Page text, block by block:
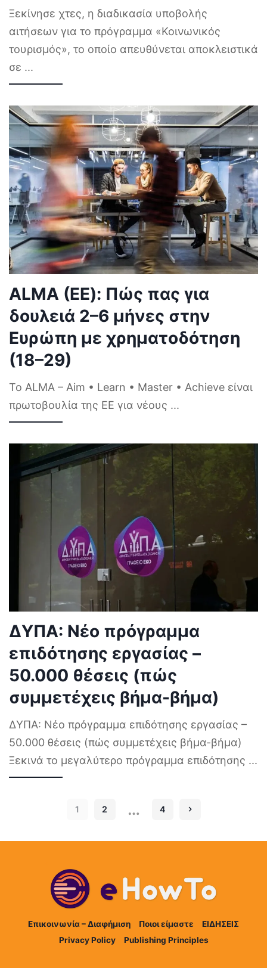
Ξεκίνησε χτες, η διαδικασία υποβολής
αιτήσεων για το πρόγραμμα «Κοινωνικός
τουρισμός», το οποίο απευθύνεται αποκλειστικά
σε ...
ALMA (ΕΕ): Πώς πας για
δουλειά 2–6 μήνες στην
Ευρώπη με χρηματοδότηση
(18–29)
Το ALMA – Aim • Learn • Master • Achieve είναι
πρωτοβουλία της ΕΕ για νέους ...
ΔΥΠΑ: Νέο πρόγραμμα
επιδότησης εργασίας –
50.000 θέσεις (πώς
συμμετέχεις βήμα-βήμα)
ΔΥΠΑ: Νέο πρόγραμμα επιδότησης εργασίας –
50.000 θέσεις (πώς συμμετέχεις βήμα-βήμα)
Ξεκινά το μεγαλύτερο πρόγραμμα επιδότησης ...
1 2 … 4
Επικοινωνία – Διαφήμιση Ποιοι είμαστε
ΕΙΔΗΣΕΙΣ
Privacy Policy
Publishing Principles